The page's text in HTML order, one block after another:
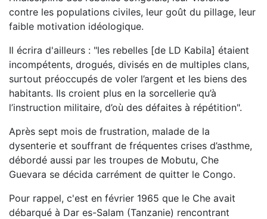
contre les populations civiles, leur goût du pillage, leur
faible motivation idéologique.
Il écrira d'ailleurs : "les rebelles [de LD Kabila] étaient
incompétents, drogués, divisés en de multiples clans,
surtout préoccupés de voler l’argent et les biens des
habitants. Ils croient plus en la sorcellerie qu’à
l’instruction militaire, d’où des défaites à répétition".
Après sept mois de frustration, malade de la
dysenterie et souffrant de fréquentes crises d’asthme,
débordé aussi par les troupes de Mobutu, Che
Guevara se décida carrément de quitter le Congo.
Pour rappel, c'est en février 1965 que le Che avait
débarqué à Dar es-Salam (Tanzanie) rencontrant